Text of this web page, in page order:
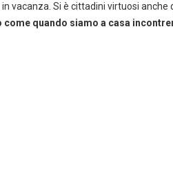
vacanza. Si è cittadini virtuosi
quando siamo a casa